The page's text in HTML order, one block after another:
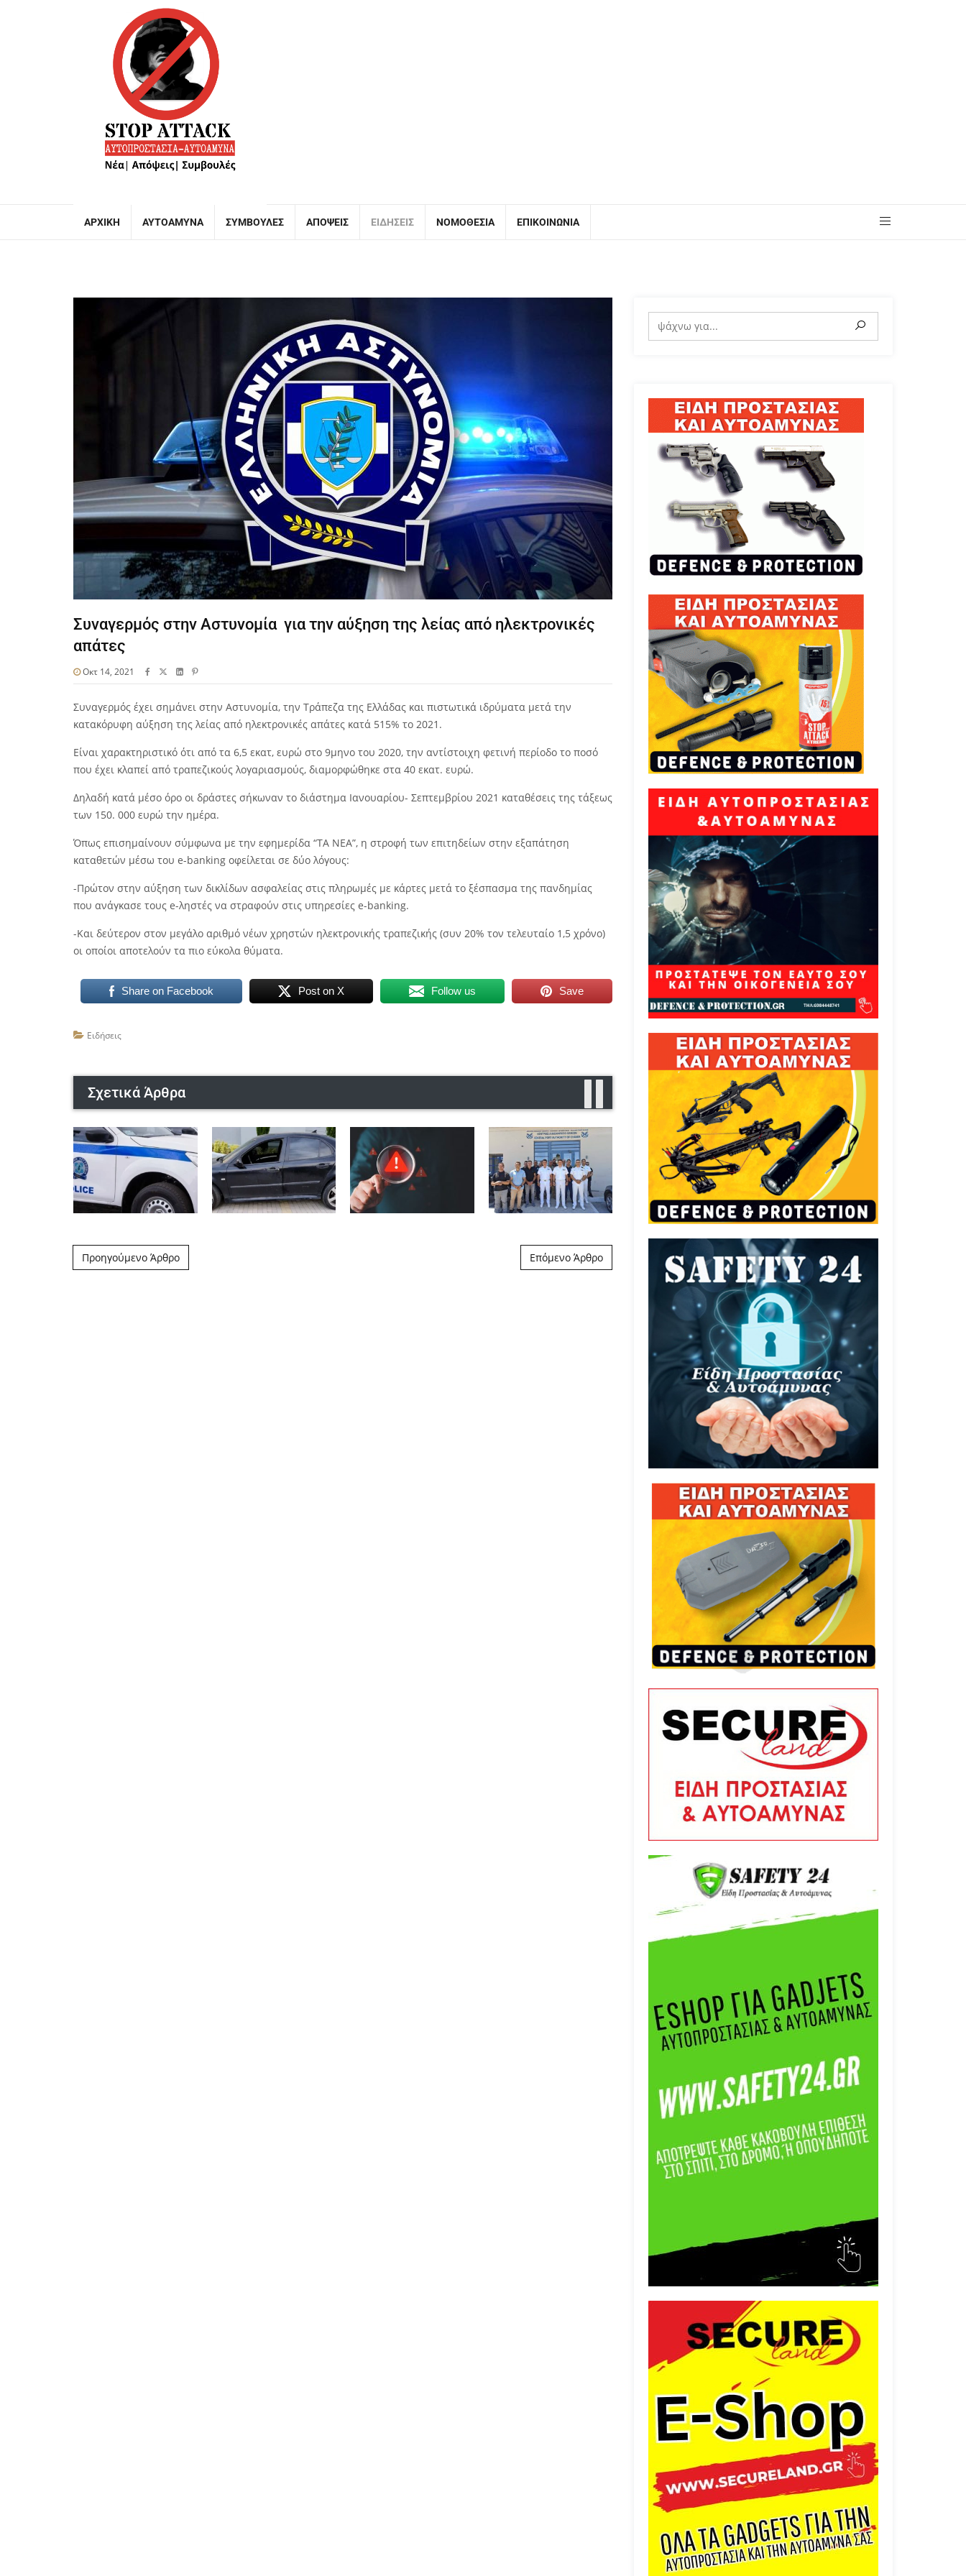
ΑΡΧΙΚΉ ΑΥΤΟΆΜΥΝΑ ΣΥΜΒΟΥΛΈΣ ΑΠΌΨΕΙΣ ΕΙΔΉΣΕΙΣ ΝΟΜΟΘΕΣΊΑ ΕΠΙΚΟΙΝΩΝΊΑ
Συναγερμός στην Αστυνομία για την αύξηση της λείας από ηλεκτρονικές
απάτες
Οκτ 14, 2021
Συναγερμός έχει σημάνει στην Αστυνομία, την Τράπεζα της Ελλάδας και πιστωτικά ιδρύματα μετά την
κατακόρυφη αύξηση της λείας από ηλεκτρονικές απάτες κατά 515% το 2021.
Είναι χαρακτηριστικό ότι από τα 6,5 εκατ, ευρώ στο 9μηνο του 2020, την αντίστοιχη φετινή περίοδο το ποσό
που έχει κλαπεί από τραπεζικούς λογαριασμούς, διαμορφώθηκε στα 40 εκατ. ευρώ.
Δηλαδή κατά μέσο όρο οι δράστες σήκωναν το διάστημα Ιανουαρίου- Σεπτεμβρίου 2021 καταθέσεις της τάξεως
των 150. 000 ευρώ την ημέρα.
Όπως επισημαίνουν σύμφωνα με την εφημερίδα “ΤΑ ΝΕΑ”, η στροφή των επιτηδείων στην εξαπάτηση
καταθετών μέσω του e-banking οφείλεται σε δύο λόγους:
-Πρώτον στην αύξηση των δικλίδων ασφαλείας στις πληρωμές με κάρτες μετά το ξέσπασμα της πανδημίας
που ανάγκασε τους e-ληστές να στραφούν στις υπηρεσίες e-banking.
-Και δεύτερον στον μεγάλο αριθμό νέων χρηστών ηλεκτρονικής τραπεζικής (συν 20% τον τελευταίο 1,5 χρόνο)
οι οποίοι αποτελούν τα πιο εύκολα θύματα.
Share on Facebook Post on X Follow us Save
Ειδήσεις
Σχετικά Άρθρα
Post navigation
Προηγούμενο Άρθρο Επόμενο Άρθρο